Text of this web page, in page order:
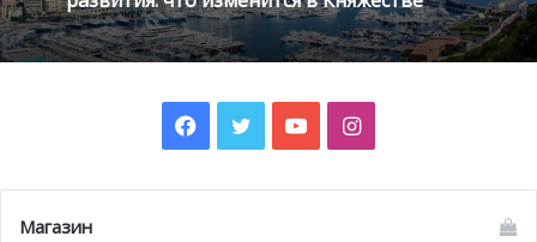
Facebook
TwitterYouTubeInstagram
Магазин